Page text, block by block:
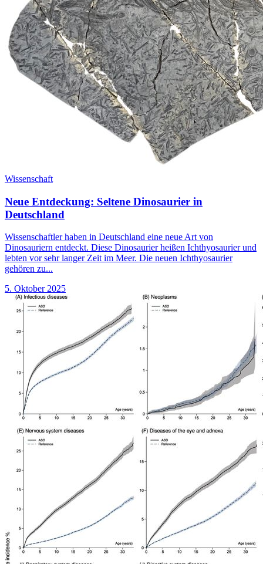
Wissenschaft
Neue Entdeckung: Seltene Dinosaurier in
Deutschland
Wissenschaftler haben in Deutschland eine neue Art von
Dinosauriern entdeckt. Diese Dinosaurier heißen Ichthyosaurier und
lebten vor sehr langer Zeit im Meer. Die neuen Ichthyosaurier
gehören zu...
5. Oktober 2025